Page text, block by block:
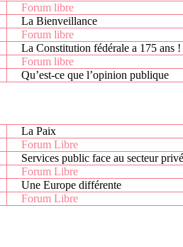
Forum libre
La Bienveillance
Forum libre
La Constitution fédérale a 175 ans !
Forum libre
Qu’est-ce que l’opinion publique
La Paix
Forum Libre
Services public face au secteur privé
Forum Libre
Une Europe différente
Forum Libre